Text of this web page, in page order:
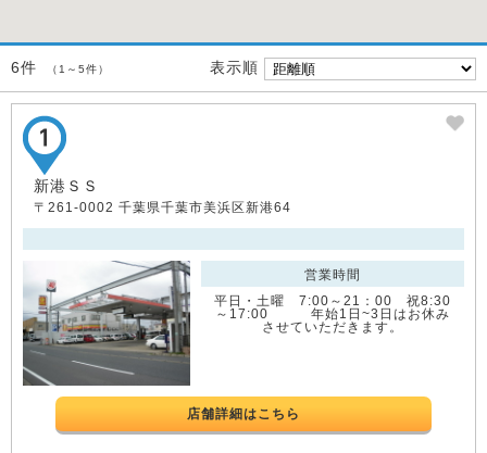
6件 （1～5件） 表示順
新港ＳＳ
〒261-0002 千葉県千葉市美浜区新港64
営業時間
平日・土曜 7:00～21：00 祝8:30
～17:00 年始1日~3日はお休み
させていただきます。
店舗詳細はこちら